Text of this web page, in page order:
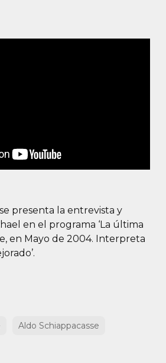
presenta la entrevista y
en el programa ‘La última
en Mayo de 2004. Interpreta
Aldo Schiappacasse